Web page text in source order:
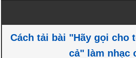
Cách tải bài "Hãy gọi cho
cả" làm nhạc